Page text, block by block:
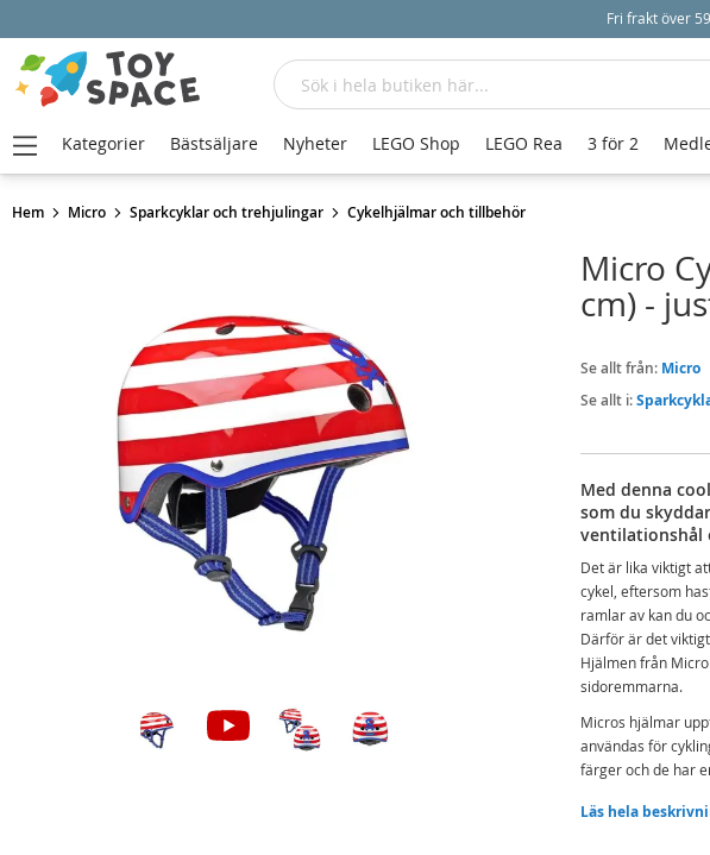
Fri frakt över
Hem Micro Sparkcyklar och trehjulingar Cykelhjälmar och tillbehör
Micro
cm) -
Se allt från: Micro
Se allt i:
Med denna
som du
ventilationshål
Det är lika viktigt
cykel, eftersom
ramlar av kan du
Därför är det
Hjälmen från
sidoremmarna.
Micros hjälmar
användas för
färger och de har
storlek med hjälp
Läs hela
Sök
Kategorier Bästsäljare Nyheter LEGO Shop LEGO Rea 3 för 2